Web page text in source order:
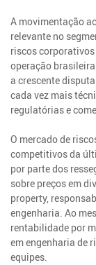
A movimentação
relevante no
riscos
operação
a crescente
cada vez mais
regulatórias e
O mercado de
competitivos da
por parte dos
sobre preços em
property,
engenharia. Ao
rentabilidade por
em engenharia de
equipes.